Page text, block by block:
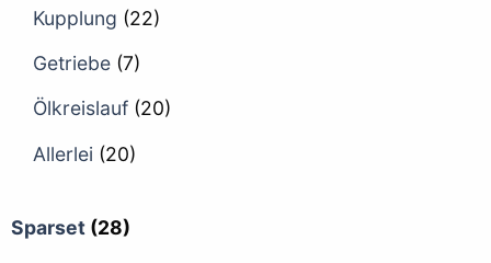
Kupplung (22)
Getriebe (7)
Ölkreislauf (20)
Allerlei (20)
Sparset (28)